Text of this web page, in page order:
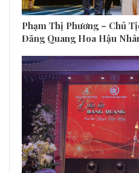
Phạm Thị Phương – Chủ
Đăng Quang Hoa Hậu